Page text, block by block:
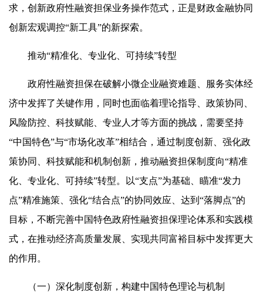
求，创新政府性融资担保业务操作范式，正是财政金融协同
创新宏观调控“新工具”的新探索。
推动“精准化、专业化、可持续”转型
政府性融资担保在破解小微企业融资难题、服务实体经
济中发挥了关键作用，同时也面临着理论指导、政策协同、
风险防控、科技赋能、专业人才等方面的挑战，需要坚持
“中国特色”与“市场化改革”相结合，通过制度创新、强化政
策协同、科技赋能和机制创新，推动融资担保制度向“精准
化、专业化、可持续”转型。以“支点”为基础、瞄准“发力
点”精准施策、强化“结合点”的协同效应、达到“落脚点”的
目标，不断完善中国特色政府性融资担保理论体系和实践模
式，在推动经济高质量发展、实现共同富裕目标中发挥更大
的作用。
（一）深化制度创新，构建中国特色理论与机制